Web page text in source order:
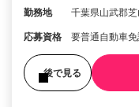
勤務地 千葉県山武郡
応募資格 要普通自動車
後で見る